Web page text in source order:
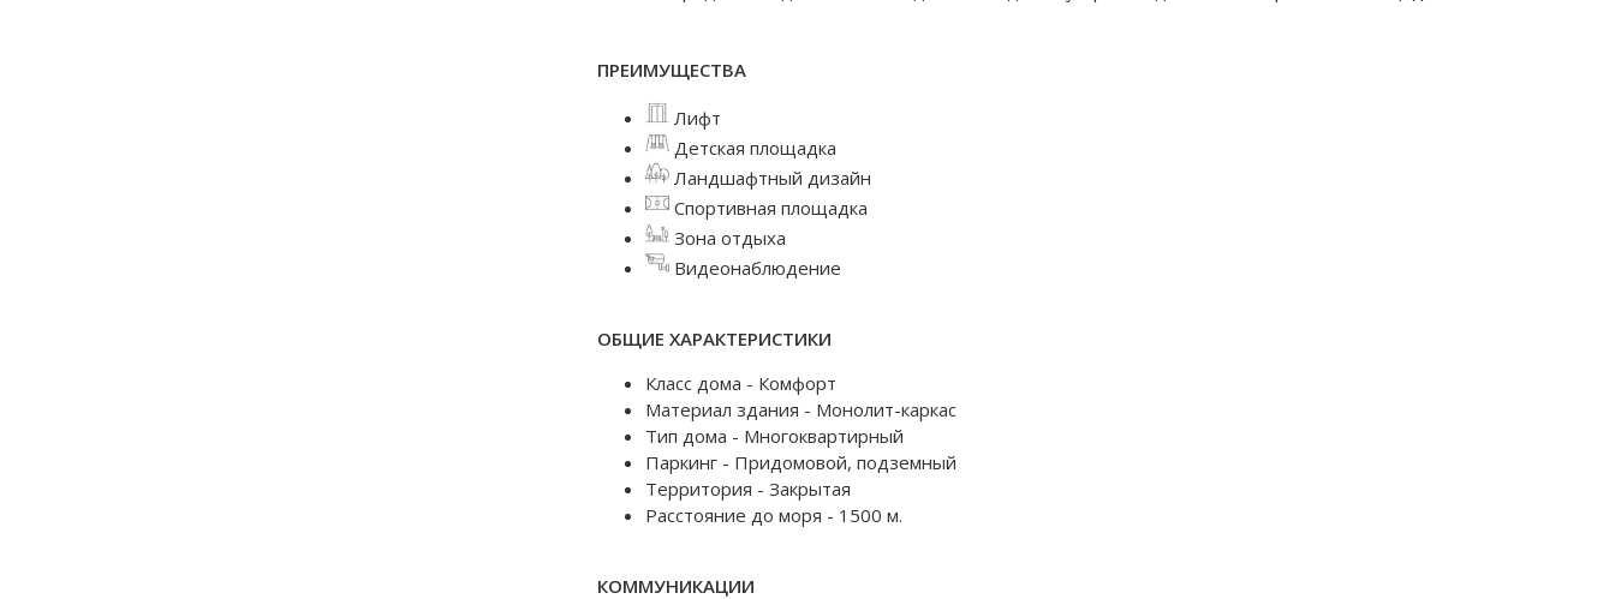
ПРЕИМУЩЕСТВА
Лифт
Детская площадка
Ландшафтный дизайн
Спортивная площадка
Зона отдыха
Видеонаблюдение
ОБЩИЕ ХАРАКТЕРИСТИКИ
Класс дома - Комфорт
Материал здания - Монолит-каркас
Тип дома - Многоквартирный
Паркинг - Придомовой, подземный
Территория - Закрытая
Расстояние до моря - 1500 м.
КОММУНИКАЦИИ